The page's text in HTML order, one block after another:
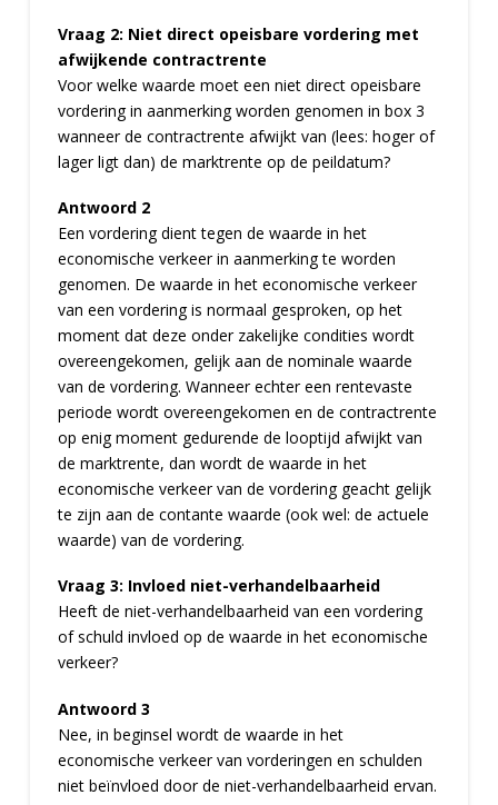
Vraag 2: Niet direct opeisbare vordering met
afwijkende contractrente
Voor welke waarde moet een niet direct opeisbare
vordering in aanmerking worden genomen in box 3
wanneer de contractrente afwijkt van (lees: hoger of
lager ligt dan) de marktrente op de peildatum?
Antwoord 2
Een vordering dient tegen de waarde in het
economische verkeer in aanmerking te worden
genomen. De waarde in het economische verkeer
van een vordering is normaal gesproken, op het
moment dat deze onder zakelijke condities wordt
overeengekomen, gelijk aan de nominale waarde
van de vordering. Wanneer echter een rentevaste
periode wordt overeengekomen en de contractrente
op enig moment gedurende de looptijd afwijkt van
de marktrente, dan wordt de waarde in het
economische verkeer van de vordering geacht gelijk
te zijn aan de contante waarde (ook wel: de actuele
waarde) van de vordering.
Vraag 3: Invloed niet-verhandelbaarheid
Heeft de niet-verhandelbaarheid van een vordering
of schuld invloed op de waarde in het economische
verkeer?
Antwoord 3
Nee, in beginsel wordt de waarde in het
economische verkeer van vorderingen en schulden
niet beïnvloed door de niet-verhandelbaarheid ervan.